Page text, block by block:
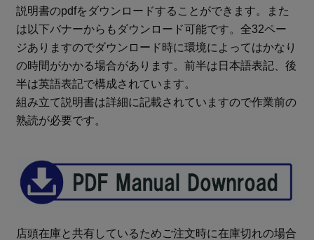
説明書のpdfをダウンロードすることができます。また
は以下バナーからもダウンロード可能です。全32ペー
ジありますのでダウンロード時に環境によってはかなり
の時間がかかる場合があります。前半は日本語表記、後
半は英語表記で構成されています。
組み立て説明書は詳細に記載されていますので作業前の
熟読が必要です。
店頭在庫と共有しているためご注文時に在庫切れの場合